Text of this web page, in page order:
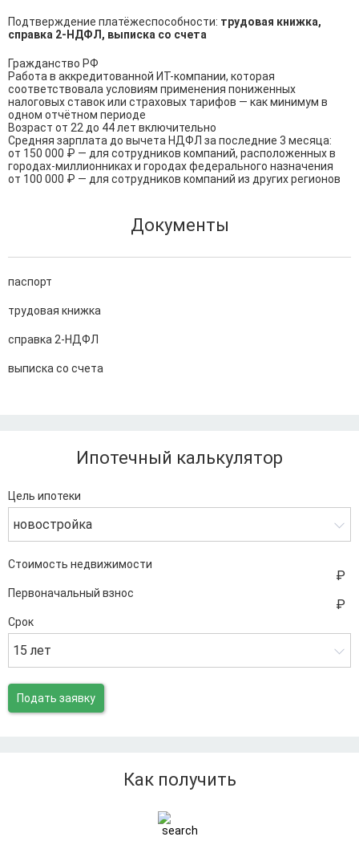
Подтверждение платёжеспособности: трудовая книжка,
справка 2-НДФЛ, выписка со счета
Гражданство РФ
Работа в аккредитованной ИТ-компании, которая
соответствовала условиям применения пониженных
налоговых ставок или страховых тарифов — как минимум в
одном отчётном периоде
Возраст от 22 до 44 лет включительно
Средняя зарплата до вычета НДФЛ за последние 3 месяца:
от 150 000 ₽ — для сотрудников компаний, расположенных в
городах-миллионниках и городах федерального назначения
от 100 000 ₽ — для сотрудников компаний из других регионов
Документы
паспорт
трудовая книжка
справка 2-НДФЛ
выписка со счета
Ипотечный калькулятор
Цель ипотеки
новостройка
Стоимость недвижимости
Первоначальный взнос
Срок
15 лет
Подать заявку
Как получить